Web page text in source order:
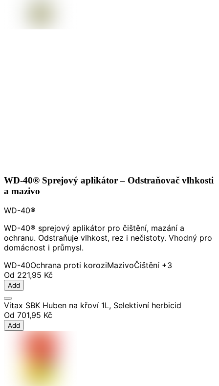
WD-40® Sprejový aplikátor – Odstraňovač vlhkosti
a mazivo
WD-40®
WD-40® sprejový aplikátor pro čištění, mazání a
ochranu. Odstraňuje vlhkost, rez i nečistoty. Vhodný pro
domácnost i průmysl.
WD-40Ochrana proti koroziMazivoČištění +3
Od 221,95 Kč
Add
Vitax SBK Huben na křoví 1L, Selektivní herbicid
Od 701,95 Kč
Add